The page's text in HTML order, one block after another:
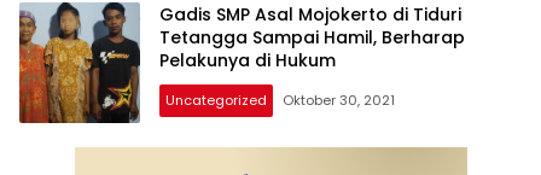
Gadis SMP Asal Mojokerto di Tiduri
Tetangga Sampai Hamil, Berharap
Pelakunya di Hukum
Uncategorized Oktober 30, 2021